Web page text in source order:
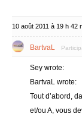
10 août 2011 à 19 h 42
BartvaL
Sey wrote:
BartvaL wrote:
Tout d’abord,
et/ou A, vous